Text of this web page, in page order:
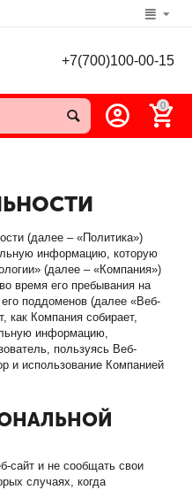
+7(700)100-00-15
0
(далее – «Политика»)
информацию, которую
(далее – «Компания»)
время его пребывания на
поддоменов (далее «Веб-
как Компания собирает,
информацию,
пользуясь Веб-
и использование Компанией
сайт и не сообщать свои
случаях, когда